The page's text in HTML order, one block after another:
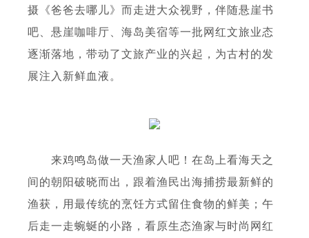
摄《爸爸去哪儿》而走进大众视野，伴随悬崖书
吧、悬崖咖啡厅、海岛美宿等一批网红文旅业态
逐渐落地，带动了文旅产业的兴起，为古村的发
展注入新鲜血液。
来鸡鸣岛做一天渔家人吧！在岛上看海天之
间的朝阳破晓而出，跟着渔民出海捕捞最新鲜的
渔获，用最传统的烹饪方式留住食物的鲜美；午
后走一走蜿蜒的小路，看原生态渔家与时尚网红